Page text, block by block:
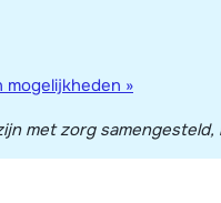
»
met zorg samengesteld,